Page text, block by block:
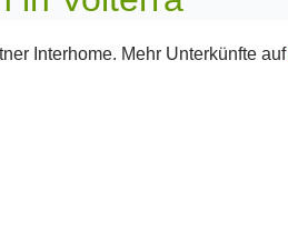
Interhome. Mehr Unterkünfte auf